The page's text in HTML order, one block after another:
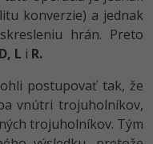
konverzie) a jednak
hrán. Preto
D, L i R.
postupovať tak, že
vnútri trojuholníkov,
trojuholníkov. Tým